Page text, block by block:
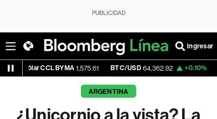
PUBLICIDAD
Ingresar
BYMA 1,575.61 BTC/USD 64,362.92 +0.10% ETH/USD
ARGENTINA